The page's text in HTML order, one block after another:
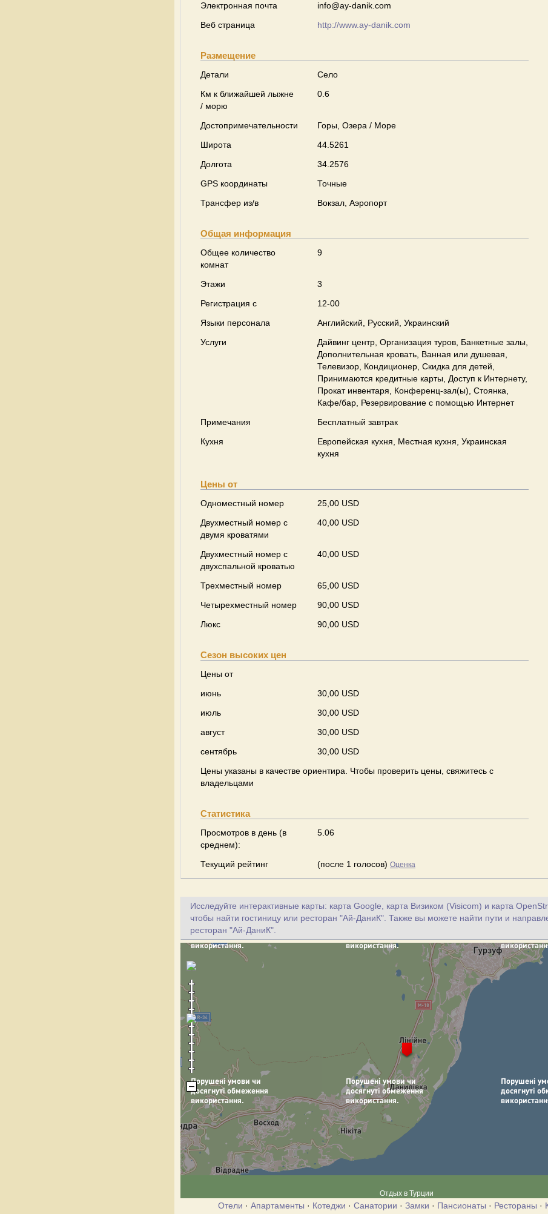
Электронная почта
info@ay-danik.com
Веб страница
http://www.ay-danik.com
Размещение
Детали
Село
Км к ближайшей лыжне
/ морю
0.6
Достопримечательности
Горы, Озера / Море
Широта
44.5261
Долгота
34.2576
GPS координаты
Точные
Трансфер из/в
Вокзал, Аэропорт
Общая информация
Общее количество
комнат
9
Этажи
3
Регистрация с
12-00
Языки персонала
Английский, Русский, Украинский
Услуги
Дайвинг центр, Организация туров, Банкетные залы,
Дополнительная кровать, Ванная или душевая,
Телевизор, Кондиционер, Скидка для детей,
Принимаются кредитные карты, Доступ к Интернету,
Прокат инвентаря, Конференц-зал(ы), Стоянка,
Кафе/бар, Резервирование с помощью Интернет
Примечания
Бесплатный завтрак
Кухня
Европейская кухня, Местная кухня, Украинская
кухня
Цены от
Одноместный номер
25,00 USD
Двухместный номер с
двумя кроватями
40,00 USD
Двухместный номер с
двухспальной кроватью
40,00 USD
Трехместный номер
65,00 USD
Четырехместный номер
90,00 USD
Люкс
90,00 USD
Сезон высоких цен
Цены от
июнь
30,00 USD
июль
30,00 USD
август
30,00 USD
сентябрь
30,00 USD
Цены указаны в качестве ориентира. Чтобы проверить цены, свяжитесь с
владельцами
Статистика
Просмотров в день (в
среднем):
5.06
Текущий рейтинг (после 1 голосов) Оценка
Исследуйте интерактивные карты: карта Google, карта Визиком (Visicom) и карта
чтобы найти гостиницу или ресторан "Ай-ДаниК". Также вы можете найти пути и
ресторан "Ай-ДаниК".
Отдых в Турции
Отели · Апартаменты · Котеджи · Санатории · Замки · Пансионаты · Рестораны ·